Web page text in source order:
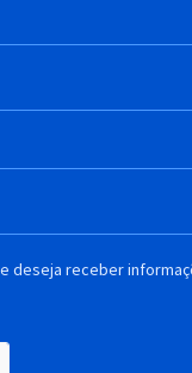
deseja receber